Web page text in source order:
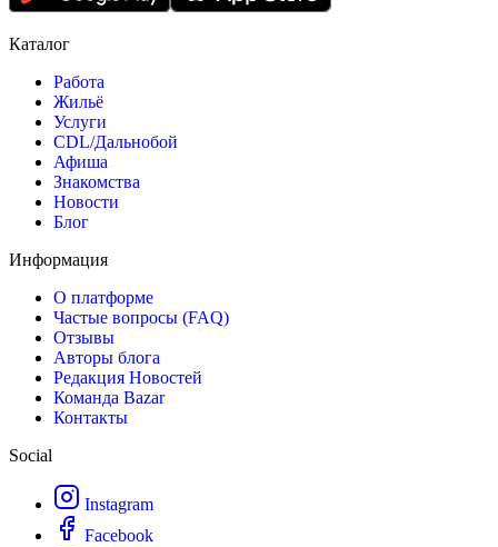
Каталог
Работа
Жильё
Услуги
CDL/Дальнобой
Афиша
Знакомства
Новости
Блог
Информация
О платформе
Частые вопросы (FAQ)
Отзывы
Авторы блога
Редакция Новостей
Команда Bazar
Контакты
Social
Instagram
Facebook